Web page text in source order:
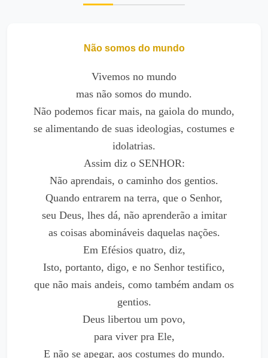
Não somos do mundo
Vivemos no mundo
mas não somos do mundo.
Não podemos ficar mais, na gaiola do mundo,
se alimentando de suas ideologias, costumes e
idolatrias.
Assim diz o SENHOR:
Não aprendais, o caminho dos gentios.
Quando entrarem na terra, que o Senhor,
seu Deus, lhes dá, não aprenderão a imitar
as coisas abomináveis daquelas nações.
Em Efésios quatro, diz,
Isto, portanto, digo, e no Senhor testifico,
que não mais andeis, como também andam os
gentios.
Deus libertou um povo,
para viver pra Ele,
E não se apegar, aos costumes do mundo.